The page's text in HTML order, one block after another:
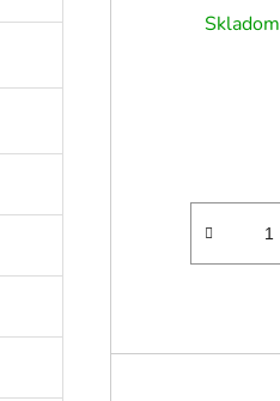
Skladom